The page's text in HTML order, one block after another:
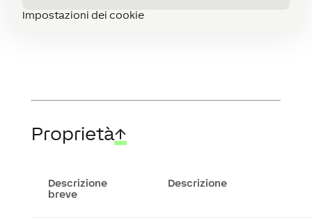
Impostazioni dei cookiesostituita.
Proprietà↑
Descrizione
breve
Descrizione